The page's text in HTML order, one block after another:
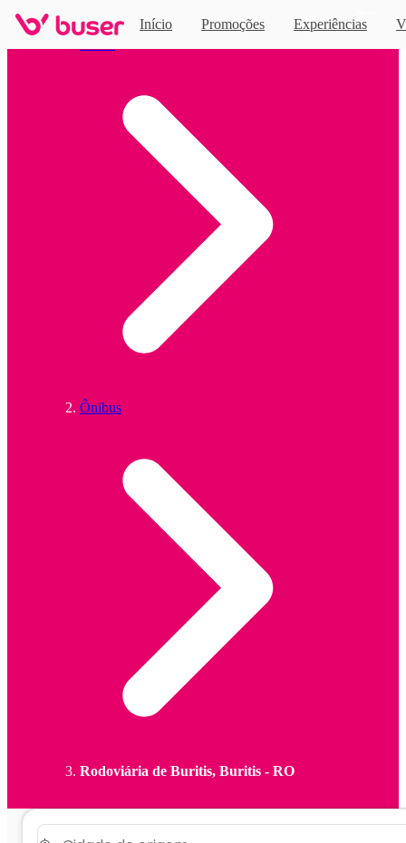
Início Promoções Experiências
Ônibus
Rodoviária de Buritis, Buritis - RO